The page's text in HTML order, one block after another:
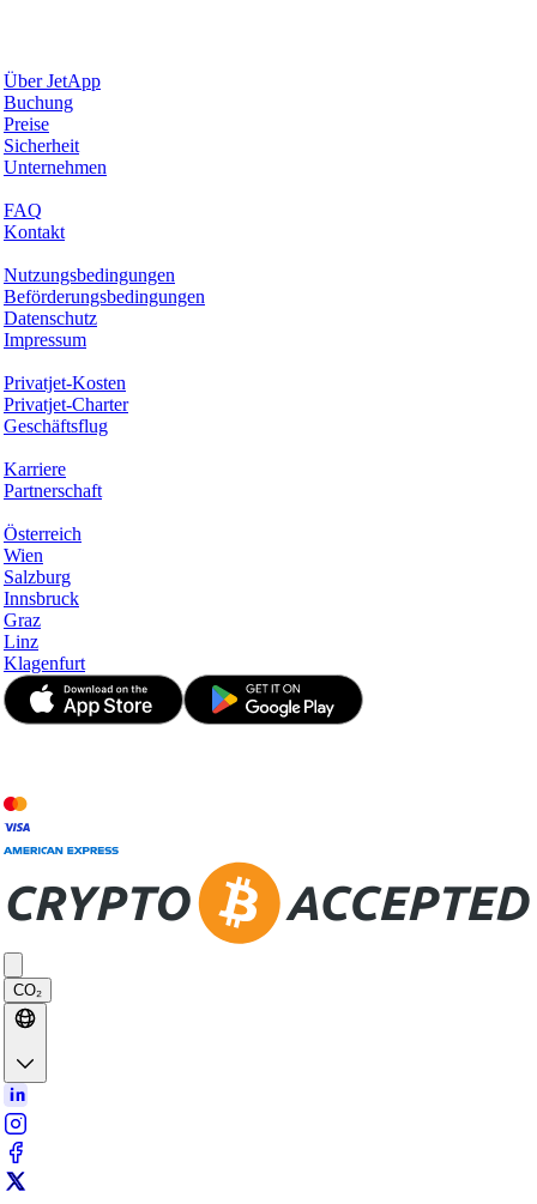
Über JetApp
Buchung
Preise
Sicherheit
Unternehmen
FAQ
Kontakt
Nutzungsbedingungen
Beförderungsbedingungen
Datenschutz
Impressum
Privatjet-Kosten
Privatjet-Charter
Geschäftsflug
Karriere
Partnerschaft
Österreich
Wien
Salzburg
Innsbruck
Graz
Linz
Klagenfurt
CO₂